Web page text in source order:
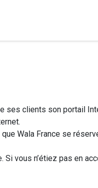
ses clients son portail
Wala France se
vous n’étiez pas en